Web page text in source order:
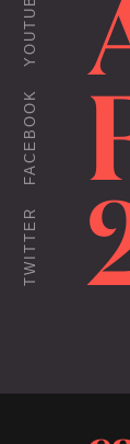
TWITTER
FACEBOOK
YOUTUBE